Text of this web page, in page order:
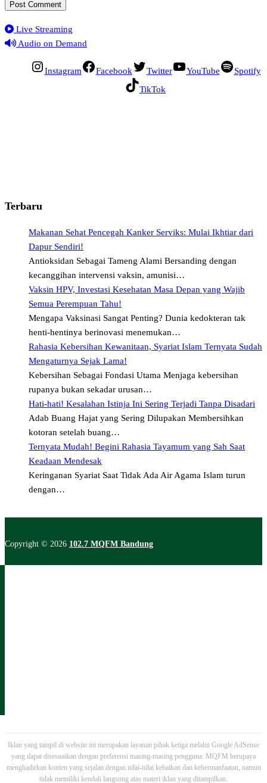
Live Streaming
Audio on Demand
Instagram Facebook Twitter YouTube
Spotify
TikTok
Terbaru
Makanan Sehat Pencegah Kanker Serviks: Mulai Ikhtiar dari
Dapur Sendiri!
Antioksidan Sebagai Tameng Alami Bersanding dengan
kecanggihan intervensi vaksin, amunisi…
Vaksin HPV, Investasi Kesehatan Masa Depan yang Wajib
Semua Perempuan Tahu!
Mengapa Vaksinasi Sangat Penting? Dunia kedokteran tak
henti-hentinya berinovasi menemukan…
Rahasia Kebersihan Kewanitaan, Syariat Islam Ternyata Sudah
Mengaturnya Sejak Lama!
Kebersihan Sebagai Fondasi Utama Menjaga kebersihan
rupanya bukan sekadar urusan…
Hati-hati! Kesalahan Istinja Ini Sering Terjadi Tanpa Disadari
Adab Buang Hajat yang Sering Dilupakan Membersihkan
kotoran setelah buang…
Ternyata Mudah! Begini Rahasia Tayamum yang Sah Saat
Keadaan Mendesak
Keringanan Syariat Saat Tidak Ada Air Agama Islam turun
dengan…
Copyright © 2026 102.7 MQFM Bandung
Iklan yang tampil di website ini merupakan layanan pihak ketiga melalui Google AdSense
yang dapat disesuaikan dengan preferensi masing-masing pengguna. MQFM berupaya
menghadirkan konten yang sejalan dengan nilai-nilai kebaikan dan kebermanfaatan, namun
tidak memiliki kendali langsung atas materi iklan yang ditampilkan.